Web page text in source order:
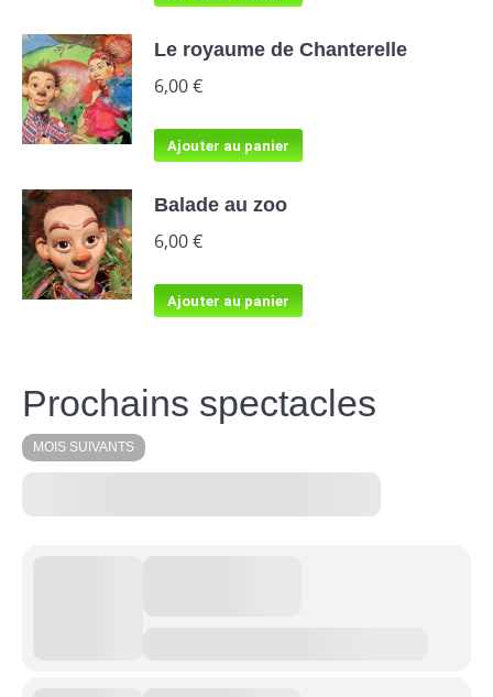
Le royaume de Chanterelle
6,00€
Ajouter au panier
Balade au zoo
6,00€
Ajouter au panier
Prochains spectacles
MOIS SUIVANTS